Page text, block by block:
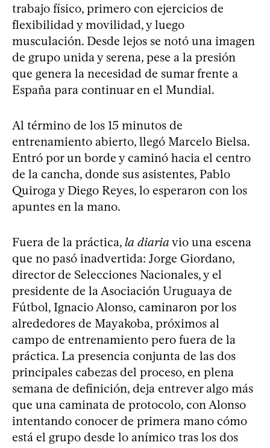
trabajo físico, primero con ejercicios de
flexibilidad y movilidad, y luego
musculación. Desde lejos se notó una imagen
de grupo unida y serena, pese a la presión
que genera la necesidad de sumar frente a
España para continuar en el Mundial.
Al término de los 15 minutos de
entrenamiento abierto, llegó Marcelo Bielsa.
Entró por un borde y caminó hacia el centro
de la cancha, donde sus asistentes, Pablo
Quiroga y Diego Reyes, lo esperaron con los
apuntes en la mano.
Fuera de la práctica, la diariavio una escena
que no pasó inadvertida: Jorge Giordano,
director de Selecciones Nacionales, y el
presidente de la Asociación Uruguaya de
Fútbol, Ignacio Alonso, caminaron por los
alrededores de Mayakoba, próximos al
campo de entrenamiento pero fuera de la
práctica. La presencia conjunta de las dos
principales cabezas del proceso, en plena
semana de definición, deja entrever algo más
que una caminata de protocolo, con Alonso
intentando conocer de primera mano cómo
está el grupo desde lo anímico tras los dos